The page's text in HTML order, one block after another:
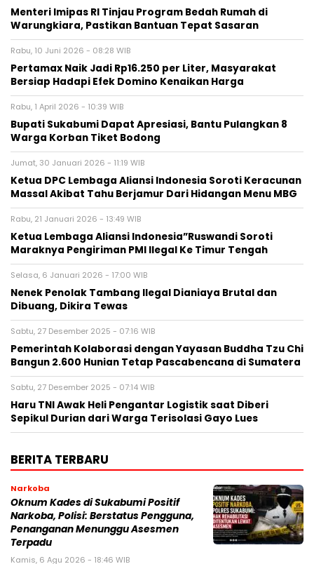
‎Menteri Imipas RI Tinjau Program Bedah Rumah di
Warungkiara, Pastikan Bantuan Tepat Sasaran
Rabu, 10 Juni 2026 - 08:28 WIB
‎Pertamax Naik Jadi Rp16.250 per Liter, Masyarakat
Bersiap Hadapi Efek Domino Kenaikan Harga
Rabu, 1 April 2026 - 10:39 WIB
‎Bupati Sukabumi Dapat Apresiasi, Bantu Pulangkan 8
Warga Korban Tiket Bodong‎
Jumat, 30 Januari 2026 - 11:19 WIB
Ketua DPC Lembaga Aliansi Indonesia Soroti Keracunan
Massal Akibat Tahu Berjamur Dari Hidangan Menu MBG
Rabu, 21 Januari 2026 - 13:49 WIB
Ketua Lembaga Aliansi Indonesia”Ruswandi Soroti
Maraknya Pengiriman PMI Ilegal Ke Timur Tengah
Selasa, 6 Januari 2026 - 17:00 WIB
Nenek Penolak Tambang Ilegal Dianiaya Brutal dan
Dibuang, Dikira Tewas
Sabtu, 27 Desember 2025 - 07:16 WIB
Pemerintah Kolaborasi dengan Yayasan Buddha Tzu Chi
Bangun 2.600 Hunian Tetap Pascabencana di Sumatera
Sabtu, 27 Desember 2025 - 07:14 WIB
Haru TNI Awak Heli Pengantar Logistik saat Diberi
Sepikul Durian dari Warga Terisolasi Gayo Lues
BERITA TERBARU
Narkoba
Oknum Kades di Sukabumi Positif
Narkoba, Polisi: Berstatus Pengguna,
Penanganan Menunggu Asesmen
Terpadu
Kamis, 6 Agu 2026 - 18:46 WIB